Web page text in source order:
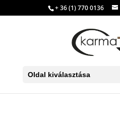
+ 36 (1) 770 0136
Oldal kiválasztása